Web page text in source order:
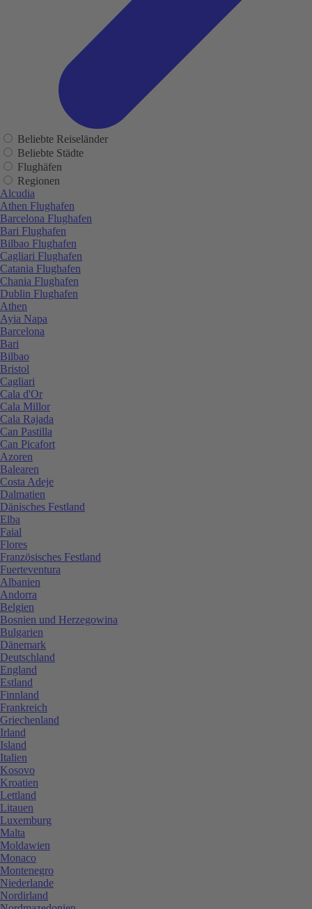
Beliebte Reiseländer
Beliebte Städte
Flughäfen
Regionen
Alcudia
Athen Flughafen
Barcelona Flughafen
Bari Flughafen
Bilbao Flughafen
Cagliari Flughafen
Catania Flughafen
Chania Flughafen
Dublin Flughafen
Athen
Ayia Napa
Barcelona
Bari
Bilbao
Bristol
Cagliari
Cala d'Or
Cala Millor
Cala Rajada
Can Pastilla
Can Picafort
Azoren
Balearen
Costa Adeje
Dalmatien
Dänisches Festland
Elba
Faial
Flores
Französisches Festland
Fuerteventura
Albanien
Andorra
Belgien
Bosnien und Herzegowina
Bulgarien
Dänemark
Deutschland
England
Estland
Finnland
Frankreich
Griechenland
Irland
Island
Italien
Kosovo
Kroatien
Lettland
Litauen
Luxemburg
Malta
Moldawien
Monaco
Montenegro
Niederlande
Nordirland